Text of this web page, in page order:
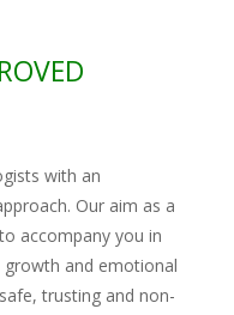
with an
Our aim as a
accompany you in
and emotional
trusting and non-